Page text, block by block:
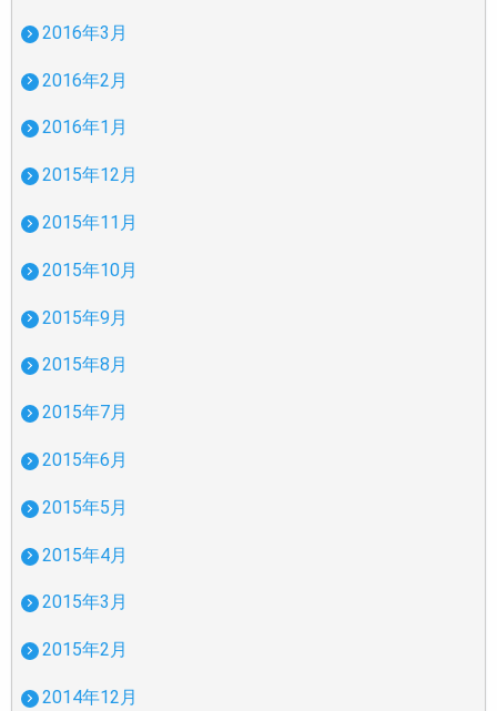
2016年3月
2016年2月
2016年1月
2015年12月
2015年11月
2015年10月
2015年9月
2015年8月
2015年7月
2015年6月
2015年5月
2015年4月
2015年3月
2015年2月
2014年12月